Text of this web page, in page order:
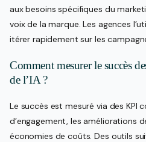
aux besoins spécifiques du
voix de la marque. Les agences
itérer rapidement sur les
Comment mesurer le succès
de l’IA ?
Le succès est mesuré via des KPI
d’engagement, les améliorations
économies de coûts. Des outils